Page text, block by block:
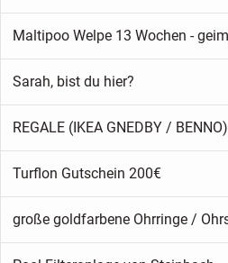
Sarah, bist du hier?
REGALE (IKEA GNEDBY / BENNO)
Turflon Gutschein 200€